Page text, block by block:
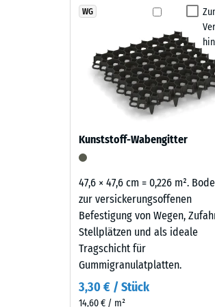
Produkten
Schiefergrau
schwarzes
Gummigranulat
Reifenverwertung
mit
einem
schiefergrau
pigmentierten
Bindemittel
gleichmäßig
umhüllt.
Farbton
WG
Kunststoff-Wabengitter
47,6 × 47,6 cm = 0,226 m².
zur versickerungsoffenen
Befestigung von Wegen,
Stellplätzen und als ideale
Tragschicht für
Gummigranulatplatten.
3,30 € / Stück
14,60 € / m²